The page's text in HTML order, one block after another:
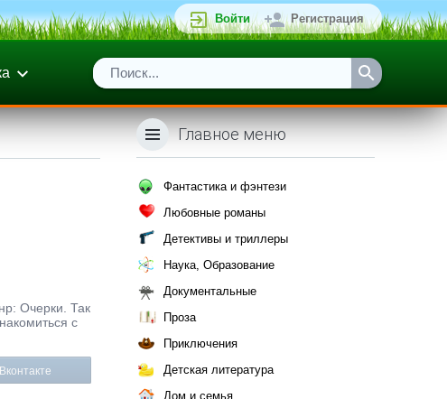
Войти Регистрация
Очерки. Так
с
Главное меню
Фантастика и фэнтези
Любовные романы
Детективы и триллеры
Наука, Образование
Документальные
Проза
Приключения
Детская литература
Дом и семья